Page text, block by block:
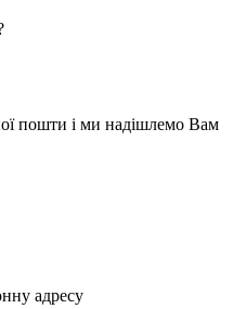
пошти і ми надішлемо Вам
адресу